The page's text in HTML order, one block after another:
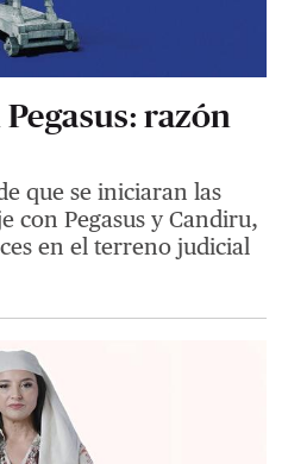
razón
que se iniciaran las
con Pegasus y Candiru,
en el terreno judicial